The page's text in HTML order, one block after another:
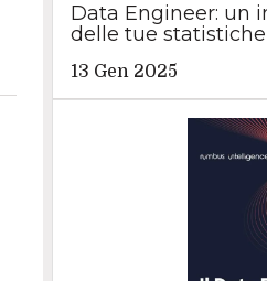
Data Engineer: un
delle tue statistiche
13 Gen 2025